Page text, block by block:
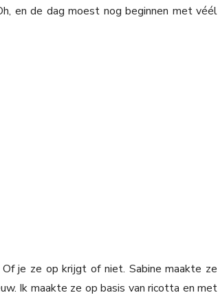
en de dag moest nog beginnen met véél
je ze op krijgt of niet. Sabine maakte ze
Ik maakte ze op basis van ricotta en met